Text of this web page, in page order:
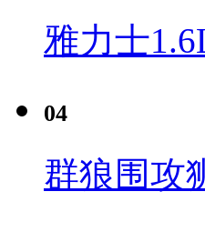
雅力士
04
群狼围攻